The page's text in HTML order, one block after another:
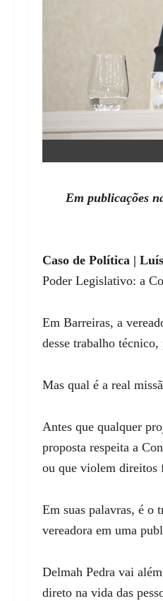
Em publicações
Caso de Política |
Poder Legislativo: a
Em Barreiras, a
desse trabalho
Mas qual é a real
Antes que qualquer
proposta respeita a
ou que violem direitos
Em suas palavras, é o
vereadora em uma
Delmah Pedra vai
direto na vida das